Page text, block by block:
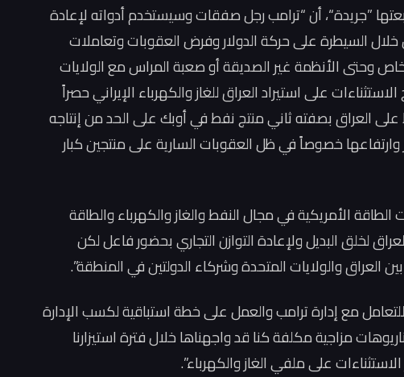
”جريدة“، أن “ترامب رجل صفقات وسيستخدم أدواته لإعادة
خلال السيطرة على حركة الدولار وفرض العقوبات وتعاملات
وحتى الأنظمة غير الصديقة أو صعبة المراس مع الولايات
على استيراد العراق للغاز والكهرباء الإيراني حصراً
العراق بصفته ثاني منتج نفط في أوبك على الحد من إنتاجه
وارتفاعها خصوصاً في ظل العقوبات السارية على منتجين كبار
الأمريكية في مجال النفط والغاز والكهرباء والطاقة
لخلق البديل ولإعادة التوازن التجاري بحضور فاعل لكن
العراق والولايات المتحدة وشركاء الدولتين في المنطقة”.
مع إدارة ترامب والعمل على خطة استباقية لكسب الإدارة
مزاجية مكلفة كنا قد واجهناها خلال فترة استيزارنا
على ملفي الغاز والكهرباء”.